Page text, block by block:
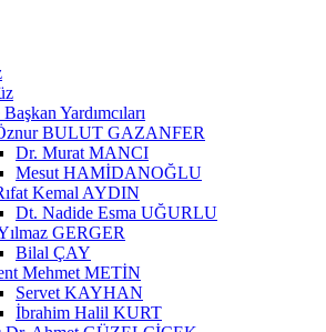
Yardımcıları
BULUT GAZANFER
Dr. Murat MANCI
Mesut HAMİDANOĞLU
Kemal AYDIN
Dt. Nadide Esma UĞURLU
GERGER
Bilal ÇAY
Mehmet METİN
Servet KAYHAN
İbrahim Halil KURT